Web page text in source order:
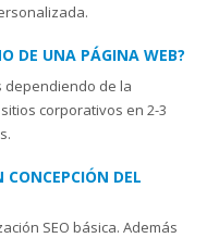
DE UNA PÁGINA WEB?
dependiendo de la
corporativos en 2-3
DEL
SEO básica. Además